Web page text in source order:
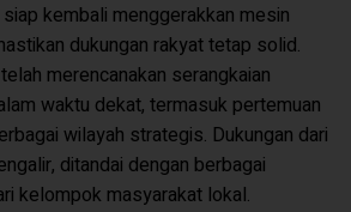
siap kembali menggerakkan mesin
dukungan rakyat tetap solid.
merencanakan serangkaian
waktu dekat, termasuk pertemuan
wilayah strategis. Dukungan dari
ditandai dengan berbagai
kelompok masyarakat lokal.